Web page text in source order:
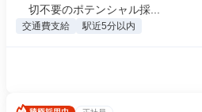
切不要のポテンシャル採...
交通費支給 駅近5分以内